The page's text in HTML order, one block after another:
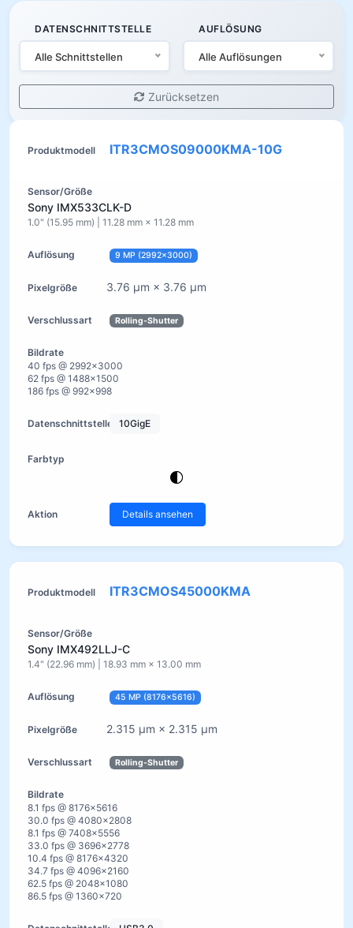
DATENSCHNITTSTELLE
Alle Schnittstellen
AUFLÖSUNG
Alle Auflösungen
Zurücksetzen
ITR3CMOS09000KMA-10G
Sony IMX533CLK-D
1.0" (15.95 mm) | 11.28 mm × 11.28 mm
9 MP (2992×3000)
3.76 µm × 3.76 µm
Rolling-Shutter
40 fps @ 2992×3000
62 fps @ 1488×1500
186 fps @ 992×998
10GigE
Details ansehen
ITR3CMOS45000KMA
Sony IMX492LLJ-C
1.4" (22.96 mm) | 18.93 mm × 13.00 mm
45 MP (8176×5616)
2.315 µm × 2.315 µm
Rolling-Shutter
8.1 fps @ 8176×5616
30.0 fps @ 4080×2808
8.1 fps @ 7408×5556
33.0 fps @ 3696×2778
10.4 fps @ 8176×4320
34.7 fps @ 4096×2160
62.5 fps @ 2048×1080
86.5 fps @ 1360×720